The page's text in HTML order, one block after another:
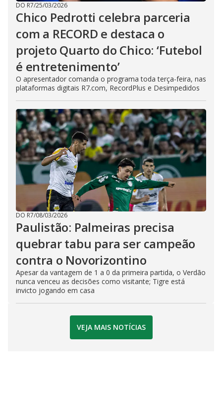
DO R7/25/03/2026
Chico Pedrotti celebra parceria
com a RECORD e destaca o
projeto Quarto do Chico: ‘Futebol
é entretenimento’
O apresentador comanda o programa toda terça-feira, nas
plataformas digitais R7.com, RecordPlus e Desimpedidos
DO R7/08/03/2026
Paulistão: Palmeiras precisa
quebrar tabu para ser campeão
contra o Novorizontino
Apesar da vantagem de 1 a 0 da primeira partida, o Verdão
nunca venceu as decisões como visitante; Tigre está
invicto jogando em casa
VEJA MAIS NOTÍCIAS